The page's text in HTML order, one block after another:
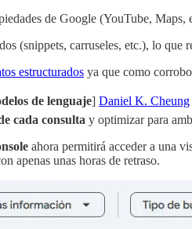
de Google (YouTube, Maps,
(snippets, carruseles, etc.), lo que
estructurados ya que como
de lenguaje] Daniel K. Cheung
cada consulta y optimizar para
ahora permitirá acceder a una
apenas unas horas de retraso.